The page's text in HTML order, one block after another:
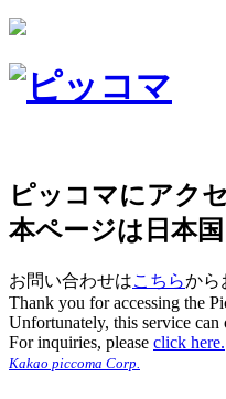
ピッコマにアク
本ページは日本
お問い合わせはこちらから
Thank you for accessing the
Unfortunately, this service can
For inquiries, please click here.
Kakao piccoma Corp.